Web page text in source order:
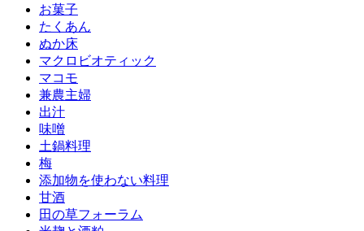
お菓子
たくあん
ぬか床
マクロビオティック
マコモ
兼農主婦
出汁
味噌
土鍋料理
梅
添加物を使わない料理
甘酒
田の草フォーラム